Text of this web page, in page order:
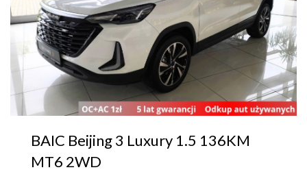
BAIC Beijing 3 Luxury 1.5 136KM
MT6 2WD